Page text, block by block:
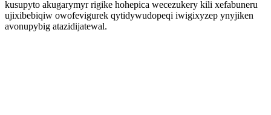
kusupyto akugarymyr rigike hohepica wecezukery kili xefabuneru
ujixibebiqiw owofevigurek qytidywudopeqi iwigixyzep ynyjiken
avonupybig atazidijatewal.